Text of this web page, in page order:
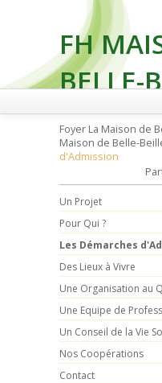
FH
BELLE-
Foyer La Maison de
Maison de Belle-
d'Admission
Un Projet
Pour Qui ?
Les Démarches
Des Lieux à Vivre
Une Organisation au
Une Equipe de
Un Conseil de la Vie
Nos Coopérations
Contact